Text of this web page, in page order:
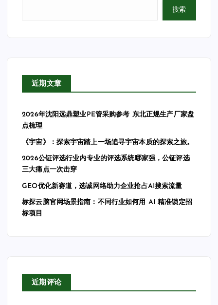
搜索
近期文章
2026年沈阳远鼎塑业PE管采购参考 东北正规生产厂家盘
点梳理
《宇宙》：探索宇宙踏上一场追寻宇宙本质的探索之旅。
2026公钲评选行业内专业的评选系统哪家强，公钲评选
三大痛点一次击穿
GEO优化新赛道，选诚网络助力企业抢占AI搜索流量
标探云脑官网场景指南：不同行业如何用 AI 精准锁定招
标项目
近期评论